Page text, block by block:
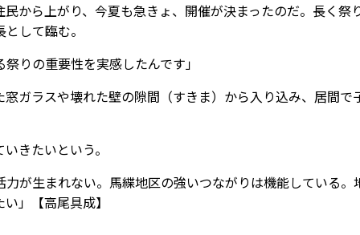
から上がり、今夏も急きょ、開催が決まったのだ。長く祭
して臨む。
りの重要性を実感したんです」
ガラスや壊れた壁の隙間（すきま）から入り込み、居間で
きたいという。
が生まれない。馬緤地区の強いつながりは機能している。
」【高尾具成】